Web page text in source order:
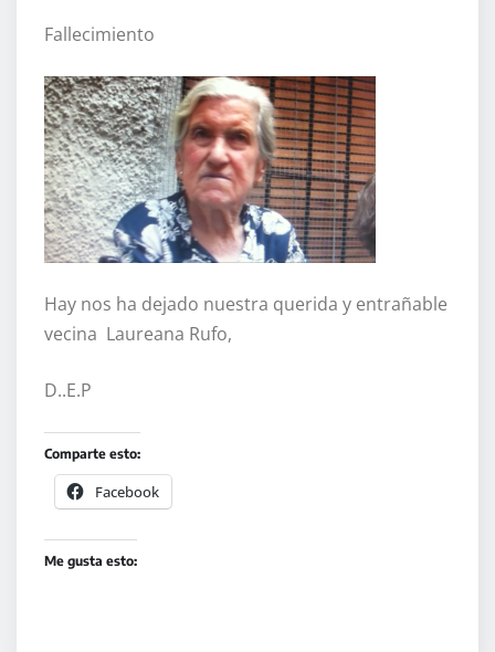
Fallecimiento
Hay nos ha dejado nuestra querida y entrañable
vecina Laureana Rufo,
D..E.P
Comparte esto:
Facebook
Me gusta esto: